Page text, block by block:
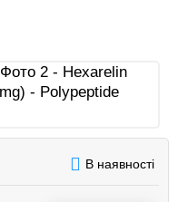
В наявності